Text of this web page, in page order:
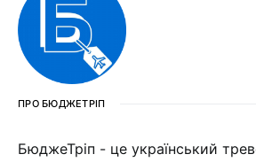
ПРО БЮДЖЕТРІП
БюджеТріп - це український